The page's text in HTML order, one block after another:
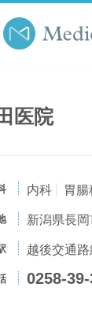
医院
内科 胃腸
新潟県長
越後交通
0258-